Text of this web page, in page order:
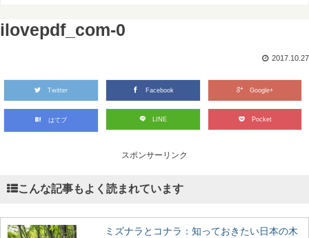
ilovepdf_com-0
2017.10.27
Twitter Facebook Google+
はてブ LINE Pocket
スポンサーリンク
こんな記事もよく読まれています
ミズナラとコナラ：知っておきたい日本の木